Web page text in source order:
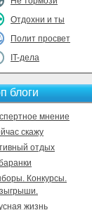
Отдохни и ты
Полит просвет
IT-дела
блоги
мнение
скажу
отдых
Конкурсы.
жизнь